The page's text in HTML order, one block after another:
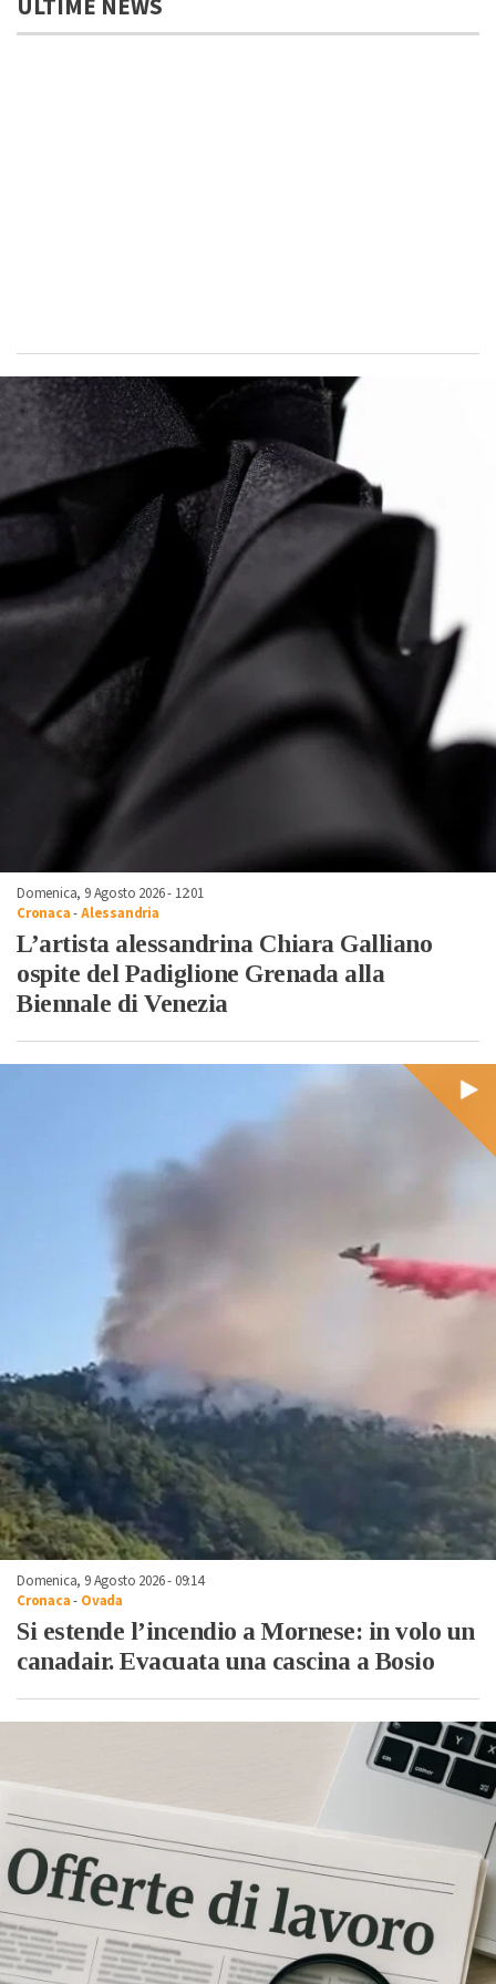
ULTIME NEWS
Domenica, 9 Agosto 2026 - 12:01
Cronaca-Alessandria
L’artista alessandrina Chiara Galliano
ospite del Padiglione Grenada alla
Biennale di Venezia
Domenica, 9 Agosto 2026 - 09:14
Cronaca- Ovada
Si estende l’incendio a Mornese: in volo un
canadair. Evacuata una cascina a Bosio